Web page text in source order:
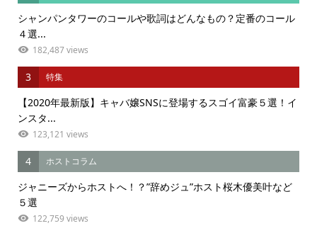
シャンパンタワーのコールや歌詞はどんなもの？定番のコール
４選...
182,487 views
3 特集
【2020年最新版】キャバ嬢SNSに登場するスゴイ富豪５選！イ
ンスタ...
123,121 views
4 ホストコラム
ジャニーズからホストへ！？”辞めジュ”ホスト桜木優美叶など
５選
122,759 views